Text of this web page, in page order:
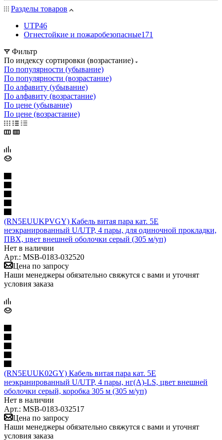
Разделы товаров
UTP46
Огнестойкие и пожаробезопасные171
Фильтр
По индексу сортировки (возрастание)
По популярности (убывание)
По популярности (возрастание)
По алфавиту (убывание)
По алфавиту (возрастание)
По цене (убывание)
По цене (возрастание)
(RN5EUUKPVGY) Кабель витая пара кат. 5E
неэкранированный U/UTP, 4 пары, для одиночной прокладки,
ПВХ, цвет внешней оболочки серый (305 м/уп)
Нет в наличии
Арт.: MSB-0183-032520
Цена по запросу
Наши менеджеры обязательно свяжутся с вами и уточнят
условия заказа
(RN5EUUK02GY) Кабель витая пара кат. 5E
неэкранированный U/UTP, 4 пары, нг(А)-LS, цвет внешней
оболочки серый, коробка 305 м (305 м/уп)
Нет в наличии
Арт.: MSB-0183-032517
Цена по запросу
Наши менеджеры обязательно свяжутся с вами и уточнят
условия заказа